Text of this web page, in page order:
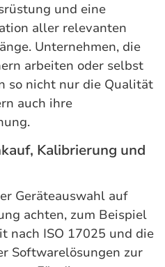
und eine
aller relevanten
Unternehmen, die
arbeiten oder selbst
so nicht nur die Qualität
auch ihre
Kalibrierung und
Geräteauswahl auf
achten, zum Beispiel
nach ISO 17025 und die
Softwarelösungen zur